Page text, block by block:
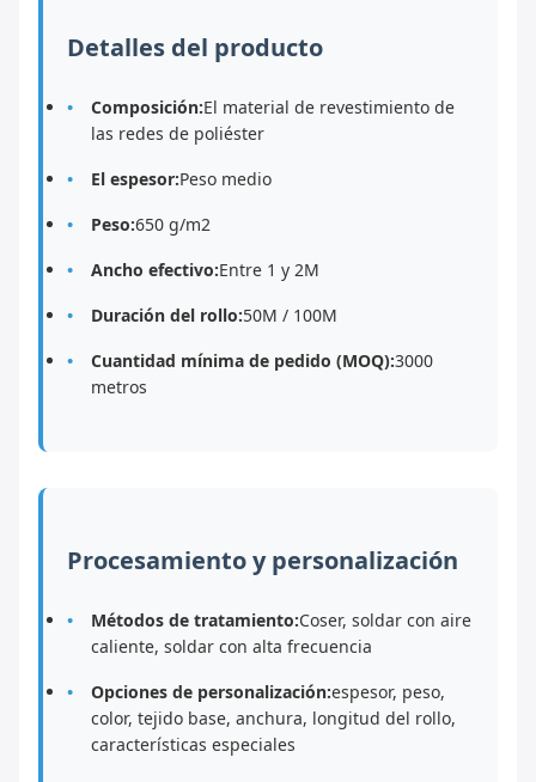
Detalles del producto
Composición:El material de revestimiento de
las redes de poliéster
El espesor:Peso medio
Peso:650 g/m2
Ancho efectivo:Entre 1 y 2M
Duración del rollo:50M / 100M
Cuantidad mínima de pedido (MOQ):3000
metros
Procesamiento y personalización
Métodos de tratamiento:Coser, soldar con aire
caliente, soldar con alta frecuencia
Opciones de personalización:espesor, peso,
color, tejido base, anchura, longitud del rollo,
características especiales